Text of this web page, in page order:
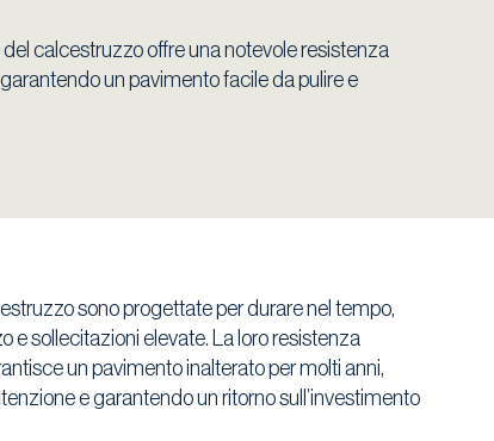
calcestruzzo offre una notevole resistenza
garantendo un pavimento facile da pulire e
sono progettate per durare nel tempo,
e sollecitazioni elevate. La loro resistenza
un pavimento inalterato per molti anni,
e garantendo un ritorno sull’investimento